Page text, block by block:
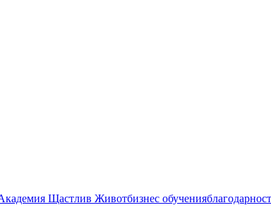
Щастлив Животбизнес обученияблагодарност